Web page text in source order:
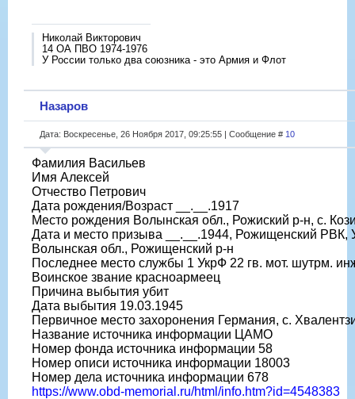
Николай Викторович
14 ОА ПВО 1974-1976
У России только два союзника - это Армия и Флот
Назаров
Дата: Воскресенье, 26 Ноября 2017, 09:25:55 | Сообщение # 10
Фамилия Васильев
Имя Алексей
Отчество Петрович
Дата рождения/Возраст __.__.1917
Место рождения Волынская обл., Рожиский р-н, с.
Дата и место призыва __.__.1944, Рожищенский РВК,
Волынская обл., Рожищенский р-н
Последнее место службы 1 УкрФ 22 гв. мот. шутрм.
Воинское звание красноармеец
Причина выбытия убит
Дата выбытия 19.03.1945
Первичное место захоронения Германия, с.
Название источника информации ЦАМО
Номер фонда источника информации 58
Номер описи источника информации 18003
Номер дела источника информации 678
https://www.obd-memorial.ru/html/info.htm?id=4548383